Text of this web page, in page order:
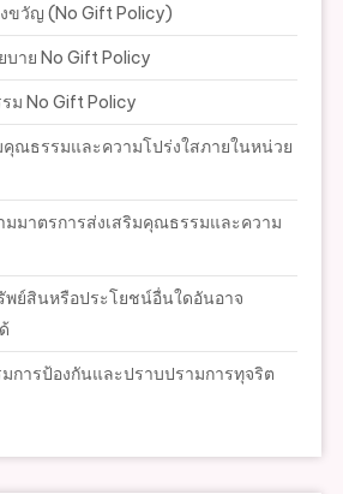
ขวัญ (No Gift Policy)
บาย No Gift Policy
ม No Gift Policy
คุณธรรมและความโปร่งใสภายในหน่วย
มมาตรการส่งเสริมคุณธรรมและความ
พย์สินหรือประโยชน์อื่นใดอันอาจ
การป้องกันและปราบปรามการทุจริต